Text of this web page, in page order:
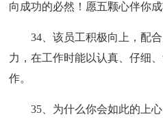
向成功的必然！愿五颗心伴你
34、该员工积极向上，配
力，在工作时能以认真、仔细
作。
35、为什么你会如此的上